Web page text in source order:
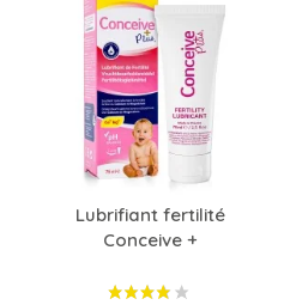
Lubrifiant fertilité
Conceive +